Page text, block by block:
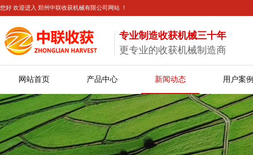
您好 欢迎进入 郑州中联收获机械有限公司网站 ！
专业制造收获机械三十年
更专业的收获机械制造商
网站首页 产品中心 新闻动态 用户案例